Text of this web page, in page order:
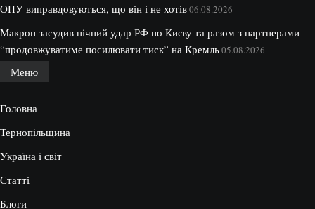
ОПУ виправдовуються, що він і не хотів06.08.2026
Макрон засудив нічний удар РФ по Києву та разом з партнерами
“продовжуватиме посилювати тиск” на Кремль05.08.2026
Меню
Головна
Тернопільщина
Україна і світ
Статті
Блоги